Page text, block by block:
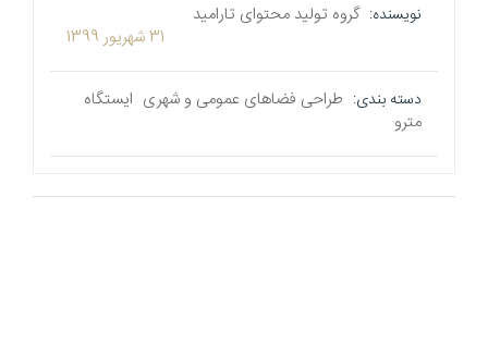
نویسنده: گروه تولید محتوای تارامید
31 شهریور 1399
دسته بندی: طراحی فضاهای عمومی و شهری ایستگاه
مترو